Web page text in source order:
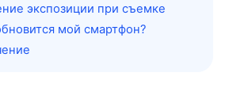
экспозиции при съемке
мой смартфон?